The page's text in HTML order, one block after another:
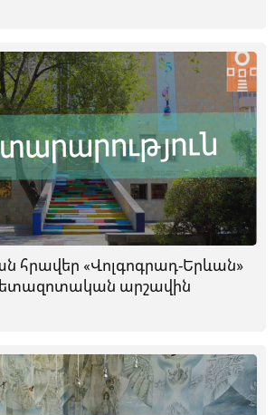
հրավեր «Վոլգոգրադ-Երևան»
արշավին